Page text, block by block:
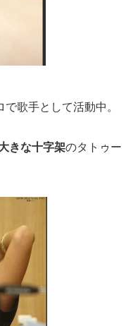
歌手として活動中。
きな十字架のタトゥー